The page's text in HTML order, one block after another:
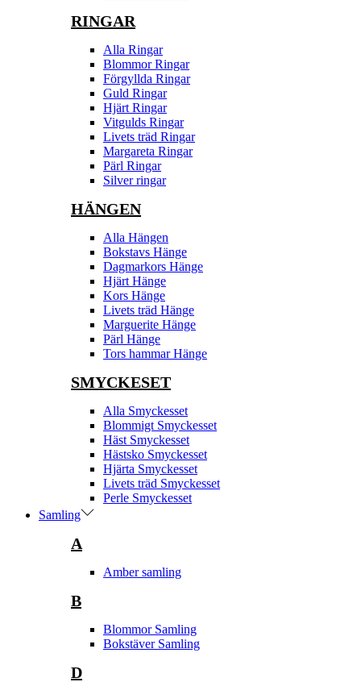
RINGAR
Alla Ringar
Blommor Ringar
Förgyllda Ringar
Guld Ringar
Hjärt Ringar
Vitgulds Ringar
Livets träd Ringar
Margareta Ringar
Pärl Ringar
Silver ringar
HÄNGEN
Alla Hängen
Bokstavs Hänge
Dagmarkors Hänge
Hjärt Hänge
Kors Hänge
Livets träd Hänge
Marguerite Hänge
Pärl Hänge
Tors hammar Hänge
SMYCKESET
Alla Smyckesset
Blommigt Smyckesset
Häst Smyckesset
Hästsko Smyckesset
Hjärta Smyckesset
Livets träd Smyckesset
Perle Smyckesset
Samling
A
Amber samling
B
Blommor Samling
Bokstäver Samling
D